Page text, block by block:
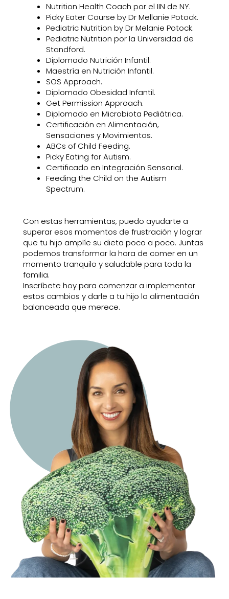
Nutrition Health Coach por el IIN de NY.
Picky Eater Course by Dr Mellanie Potock.
Pediatric Nutrition by Dr Melanie Potock.
Pediatric Nutrition por la Universidad de
Standford.
Diplomado Nutrición Infantil.
Maestría en Nutrición Infantil.
SOS Approach.
Diplomado Obesidad Infantil.
Get Permission Approach.
Diplomado en Microbiota Pediátrica.
Certificación en Alimentación,
Sensaciones y Movimientos.
ABCs of Child Feeding.
Picky Eating for Autism.
Certificado en Integración Sensorial.
Feeding the Child on the Autism
Spectrum.
Con estas herramientas, puedo ayudarte a
superar esos momentos de frustración y lograr
que tu hijo amplíe su dieta poco a poco. Juntas
podemos transformar la hora de comer en un
momento tranquilo y saludable para toda la
familia.
Inscríbete hoy para comenzar a implementar
estos cambios y darle a tu hijo la alimentación
balanceada que merece.